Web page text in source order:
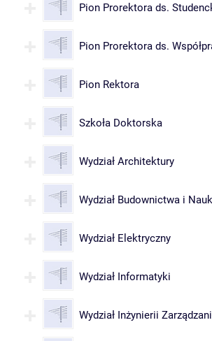
Pion Prorektora ds.
Pion Prorektora ds.
Pion Rektora
Szkoła Doktorska
Wydział Architektury
Wydział Budownictwa i
Wydział Elektryczny
Wydział Informatyki
Wydział Inżynierii